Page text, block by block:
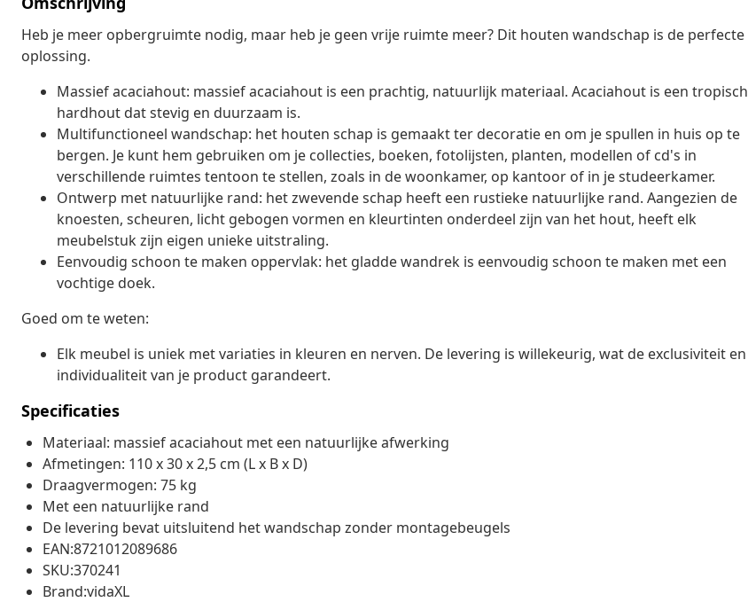
Heb je meer opbergruimte nodig, maar heb je geen vrije ruimte meer? Dit houten wandschap is de perfecte
oplossing.
Massief acaciahout: massief acaciahout is een prachtig, natuurlijk materiaal. Acaciahout is een tropisch
hardhout dat stevig en duurzaam is.
Multifunctioneel wandschap: het houten schap is gemaakt ter decoratie en om je spullen in huis op te
bergen. Je kunt hem gebruiken om je collecties, boeken, fotolijsten, planten, modellen of cd's in
verschillende ruimtes tentoon te stellen, zoals in de woonkamer, op kantoor of in je studeerkamer.
Ontwerp met natuurlijke rand: het zwevende schap heeft een rustieke natuurlijke rand. Aangezien de
knoesten, scheuren, licht gebogen vormen en kleurtinten onderdeel zijn van het hout, heeft elk
meubelstuk zijn eigen unieke uitstraling.
Eenvoudig schoon te maken oppervlak: het gladde wandrek is eenvoudig schoon te maken met een
vochtige doek.
Goed om te weten:
Elk meubel is uniek met variaties in kleuren en nerven. De levering is willekeurig, wat de exclusiviteit en
individualiteit van je product garandeert.
Specificaties
Materiaal: massief acaciahout met een natuurlijke afwerking
Afmetingen: 110 x 30 x 2,5 cm (L x B x D)
Draagvermogen: 75 kg
Met een natuurlijke rand
De levering bevat uitsluitend het wandschap zonder montagebeugels
EAN:8721012089686
SKU:370241
Brand:vidaXL